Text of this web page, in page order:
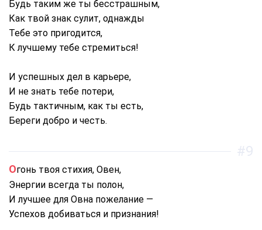
Будь таким же ты бесстрашным,
Как твой знак сулит, однажды
Тебе это пригодится,
К лучшему тебе стремиться!
И успешных дел в карьере,
И не знать тебе потери,
Будь тактичным, как ты есть,
Береги добро и честь.
Огонь твоя стихия, Овен,
Энергии всегда ты полон,
И лучшее для Овна пожелание —
Успехов добиваться и признания!
#9